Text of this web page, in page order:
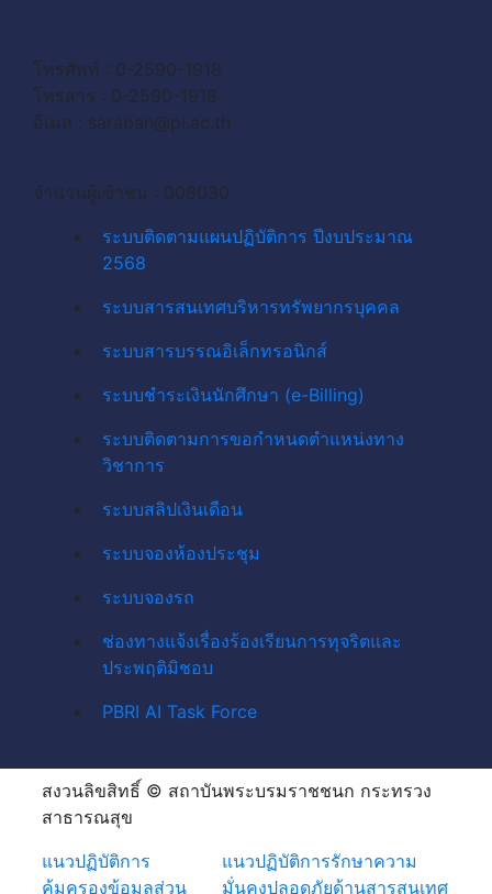
โทรศัพท์ : 0-2590-1918
โทรสาร : 0-2590-1918
อีเมล : saraban@pi.ac.th
จำนวนผู้เข้าชม : 008030
ระบบติดตามแผนปฏิบัติการ ปีงบประมาณ
2568
ระบบสารสนเทศบริหารทรัพยากรบุคคล
ระบบสารบรรณอิเล็กทรอนิกส์
ระบบชำระเงินนักศึกษา (e-Billing)
ระบบติดตามการขอกำหนดตำแหน่งทาง
วิชาการ
ระบบสลิปเงินเดือน
ระบบจองห้องประชุม
ระบบจองรถ
ช่องทางแจ้งเรื่องร้องเรียนการทุจริตและ
ประพฤติมิชอบ
PBRI AI Task Force
สงวนลิขสิทธิ์ © สถาบันพระบรมราชชนก กระทรวง
สาธารณสุข
แนวปฏิบัติการ
คุ้มครองข้อมูลส่วน
แนวปฏิบัติการรักษาความ
มั่นคงปลอดภัยด้านสารสนเทศ